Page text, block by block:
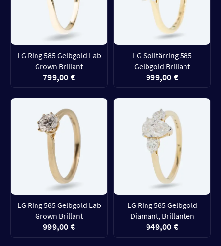
LG Ring 585 Gelbgold Lab
Grown Brillant
799,00 €
LG Solitärring 585
Gelbgold Brillant
999,00 €
LG Ring 585 Gelbgold Lab
Grown Brillant
999,00 €
LG Ring 585 Gelbgold
Diamant, Brillanten
949,00 €